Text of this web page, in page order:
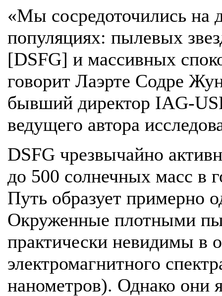
«Мы сосредоточились на
популяциях: пылевых
[DSFG] и массивных
говорит Лаэрте Содре
бывший директор IAG-
ведущего автора
DSFG чрезвычайно
до 500 солнечных масс в
Путь образует примерно
Окруженные плотными
практически невидимы в
электромагнитного
нанометров). Однако они